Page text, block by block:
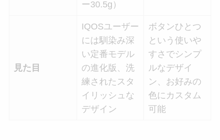
ー30.5g）
見た目
IQOSユーザー
には馴染み深
い定番モデル
の進化版、洗
練されたスタ
イリッシュな
デザイン
ボタンひとつ
という使いや
すさでシンプ
ルなデザイ
ン、お好みの
色にカスタム
可能